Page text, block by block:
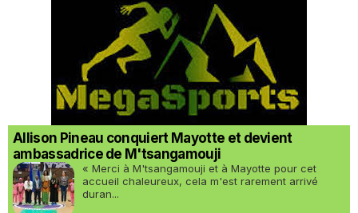
Allison Pineau conquiert Mayotte et devient
ambassadrice de M'tsangamouji
« Merci à M'tsangamouji et à Mayotte pour cet
accueil chaleureux, cela m'est rarement arrivé
duran...